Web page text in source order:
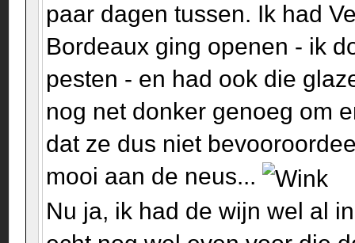
paar dagen tussen. Ik had
Bordeaux ging openen - ik
pesten - en had ook die
nog net donker genoeg om
dat ze dus niet
mooi aan de neus...
Nu ja, ik had de wijn wel al